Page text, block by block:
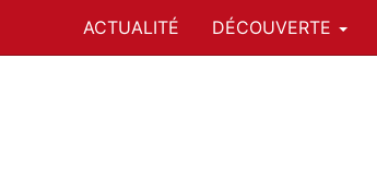
ACTUALITÉ DÉCOUVERTE